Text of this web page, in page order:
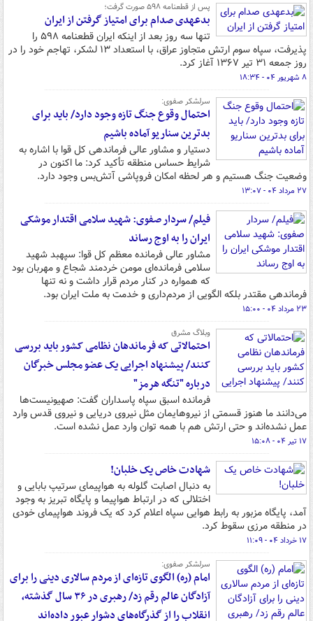
پس از قطعنامه ۵۹۸ صورت گرفت؛
بدعهدی صدام برای امتیاز گرفتن از ایران
تنها سه روز بعد از اینکه ایران قطعنامه ۵۹۸ را
پذیرفت، سپاه سوم ارتش متجاوز عراق، با استعداد ۱۳ لشکر، تهاجم خود را در
روز جمعه ۳۱ تیر ۱۳۶۷ آغاز کرد.
۸ شهریور ۰۴ - ۱۸:۳۴
سرلشکر صفوی:
احتمال وقوع جنگ تازه وجود دارد/ باید برای
بدترین سناریو آماده باشیم
دستیار و مشاور عالی فرماندهی کل قوا با اشاره به
شرایط حساس منطقه تأکید کرد: ما اکنون در
وضعیت جنگ هستیم و هر لحظه امکان فروپاشی آتش‌بس وجود دارد.
۲۷ مرداد ۰۴ - ۱۳:۰۷
فیلم/ سردار صفوی: شهید سلامی اقتدار موشکی
ایران را به اوج رساند
مشاور عالی فرمانده معظم کل قوا: سپهبد شهید
سلامی فرمانده‌ای مومن خردمند شجاع و مهربان بود
که همواره در کنار مردم قرار داشت و نه تنها
فرماندهی مقتدر بلکه الگویی از مردم‌داری و خدمت به ملت ایران بود.
۲۳ مرداد ۰۴ - ۱۵:۰۰
وبلاگ مشرق
احتمالاتی که فرماندهان نظامی کشور باید بررسی
کنند/ پیشنهاد اجرایی یک عضو مجلس خبرگان
درباره "تنگه هرمز"
فرمانده اسبق سپاه پاسداران گفت: صهیونیست‌ها
می‌دانند ما هنوز قسمتی از نیروهایمان مثل نیروی دریایی و نیروی قدس وارد
عمل نشده‌اند و حتی ارتش هم با همه توان وارد عمل نشده است.
۱۷ تیر ۰۴ - ۱۵:۰۸
شهادت خاص یک خلبان!
به دنبال اصابت گلوله به هواپیمای سرتیپ بابایی و
اختلالی که در ارتباط هواپیما و پایگاه تبریز به وجود
آمد، پایگاه مزبور به رابط هوایی سپاه اعلام کرد که یک فروند هواپیمای خودی
در منطقه مرزی سقوط کرد.
۱۷ خرداد ۰۴ - ۱۱:۰۹
سرلشکر صفوی:
امام (ره) الگوی تازه‌ای از مردم سالاری دینی را برای
آزادگان عالم رقم زد/ رهبری در ۳۶ سال گذشته،
انقلاب را از گذرگاه‌های دشوار عبور داده‌اند